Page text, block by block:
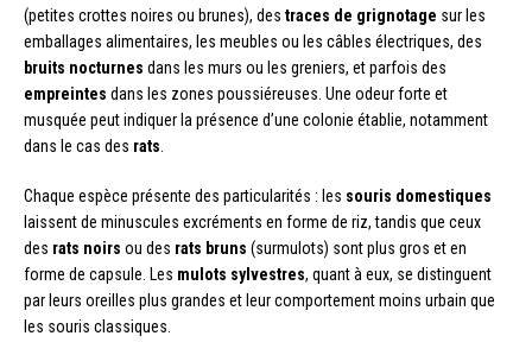
(petites crottes noires ou brunes), des traces de grignotage sur les
emballages alimentaires, les meubles ou les câbles électriques, des
bruits nocturnes dans les murs ou les greniers, et parfois des
empreintes dans les zones poussiéreuses. Une odeur forte et
musquée peut indiquer la présence d’une colonie établie, notamment
dans le cas des rats
Chaque espèce présente des particularités : les souris domestiques
laissent de minuscules excréments en forme de riz, tandis que ceux
des rats noirs ou des rats bruns (surmulots) sont plus gros et en
forme de capsule. Les mulots sylvestres, quant à eux, se distinguent
par leurs oreilles plus grandes et leur comportement moins urbain que
les souris classiques.